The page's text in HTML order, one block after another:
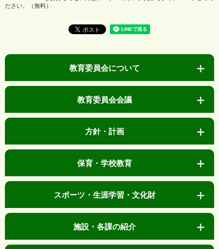
ださい。（無料）
教育委員会について
教育委員会会議
方針・計画
保育・学校教育
スポーツ・生涯学習・文化財
施設・各課の紹介